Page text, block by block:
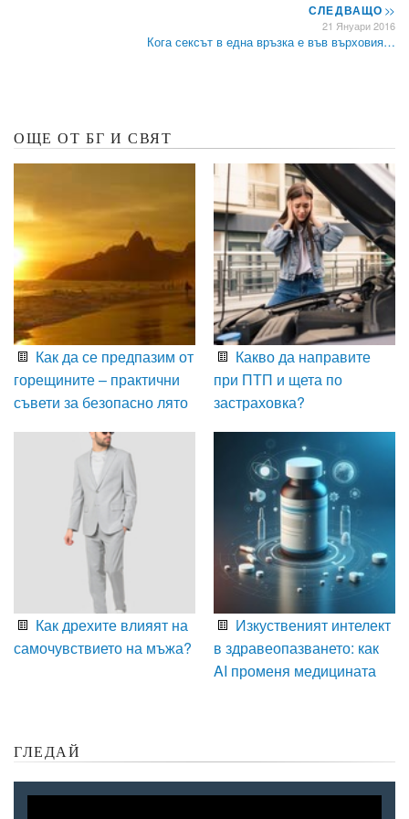
СЛЕДВАЩО>>
21 Януари 2016
Кога сексът в една връзка е във върховия…
ОЩЕ ОТ БГ И СВЯТ
Как да се предпазим от
горещините – практични
съвети за безопасно лято
Какво да направите
при ПТП и щета по
застраховка?
Как дрехите влияят на
самочувствието на мъжа?
Изкуственият интелект
в здравеопазването: как
AI променя медицината
ГЛЕДАЙ